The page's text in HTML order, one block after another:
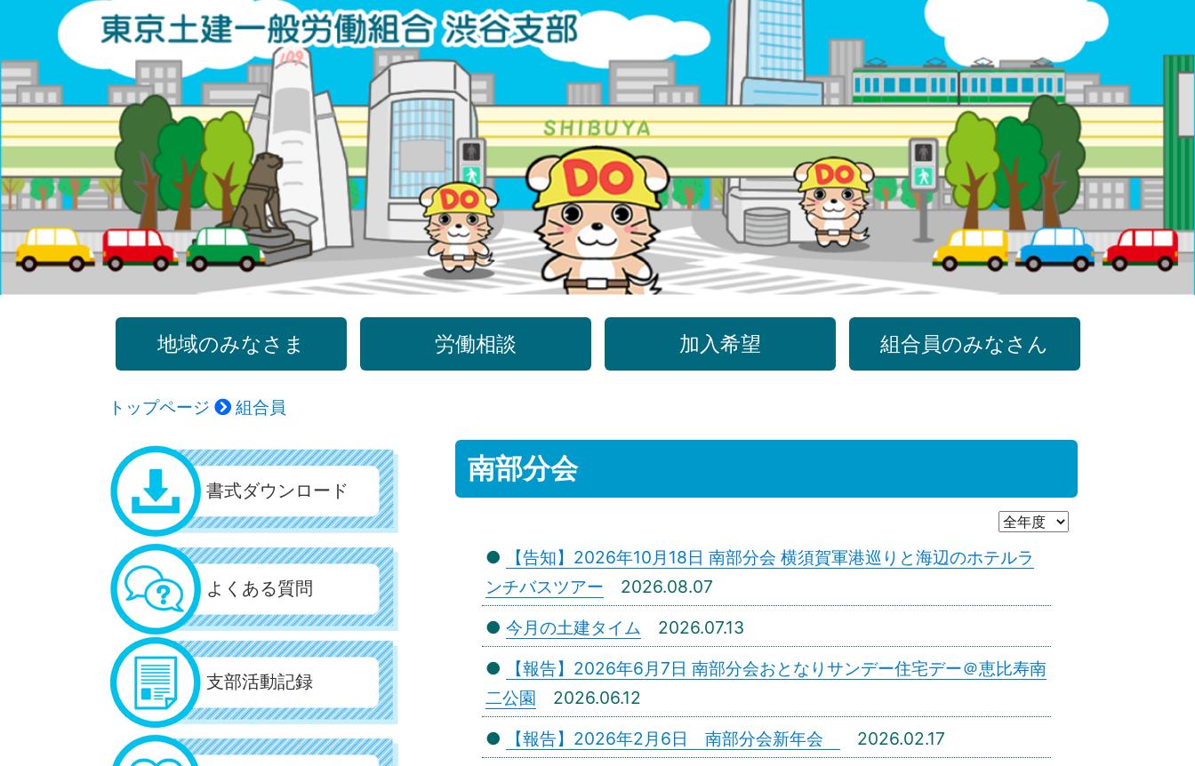
テ
ン
ツ
ス
キ
プ
地域のみなさま 労働相談 加入希望 組合員のみなさん
トップページ 組合員
南部分会
●
【告知】2026年10月18日 南部分会 横須賀軍港巡りと海辺のホテルラ
ンチバスツアー
2026.08.07
● 今月の土建タイム
2026.07.13
●
【報告】2026年6月7日 南部分会おとなりサンデー住宅デー＠恵比寿南
二公園
2026.06.12
●
【報告】2026年2月6日 南部分会新年会
2026.02.17
書式ダウンロード
よくある質問
支部活動記録